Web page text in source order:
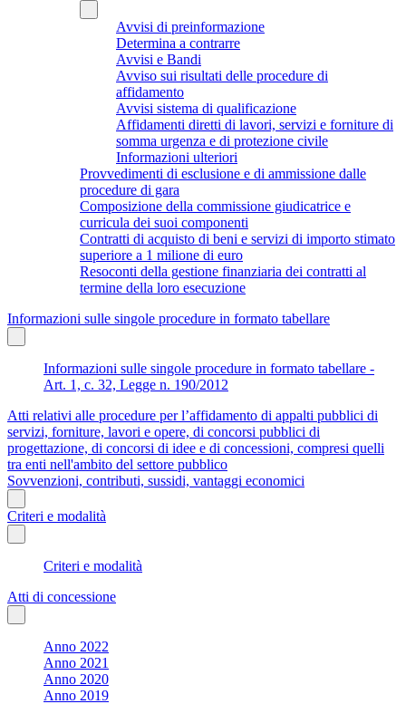
Avvisi di preinformazione
Determina a contrarre
Avvisi e Bandi
Avviso sui risultati delle procedure di
affidamento
Avvisi sistema di qualificazione
Affidamenti diretti di lavori, servizi e forniture di
somma urgenza e di protezione civile
Informazioni ulteriori
Provvedimenti di esclusione e di ammissione dalle
procedure di gara
Composizione della commissione giudicatrice e
curricula dei suoi componenti
Contratti di acquisto di beni e servizi di importo stimato
superiore a 1 milione di euro
Resoconti della gestione finanziaria dei contratti al
termine della loro esecuzione
Informazioni sulle singole procedure in formato tabellare
Informazioni sulle singole procedure in formato tabellare -
Art. 1, c. 32, Legge n. 190/2012
Atti relativi alle procedure per l’affidamento di appalti pubblici di
servizi, forniture, lavori e opere, di concorsi pubblici di
progettazione, di concorsi di idee e di concessioni, compresi quelli
tra enti nell'ambito del settore pubblico
Sovvenzioni, contributi, sussidi, vantaggi economici
Criteri e modalità
Criteri e modalità
Atti di concessione
Anno 2022
Anno 2021
Anno 2020
Anno 2019